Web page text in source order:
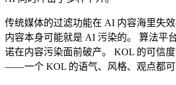
传统媒体的过滤功能在 AI 内容海里失
内容本身可能就是 AI 污染的。 算法平
诺在内容污染面前破产。 KOL 的可信
——一个 KOL 的语气、风格、观点都可